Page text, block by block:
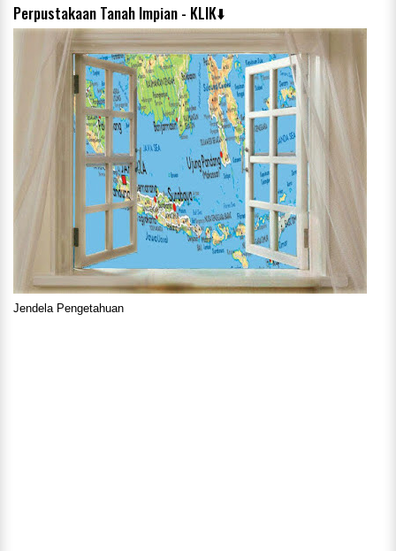
Perpustakaan Tanah Impian - KLIK⬇️
Jendela Pengetahuan